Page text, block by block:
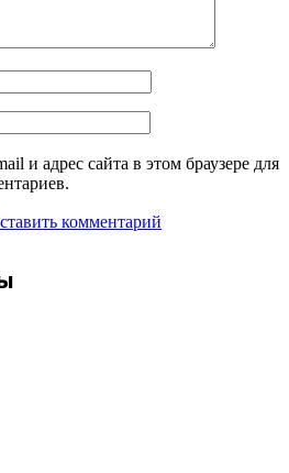
и адрес сайта в этом браузере для
комментарий